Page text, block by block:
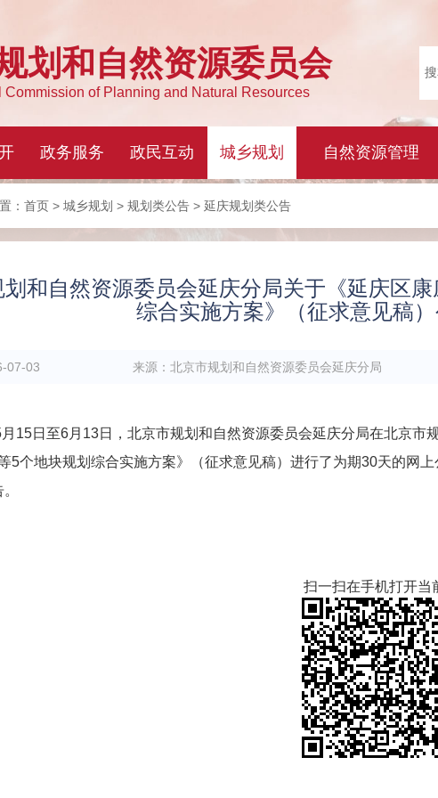
： 首页 > 城乡规划 > 规划类公告 > 延庆规划类公告
和自然资源委员会延庆分局关于《延庆区
综合实施方案》（征求意见稿
07-03 来源： 北京市规划和自然资源委员会延庆分局
15日至6月13日，北京市规划和自然资源委员会延庆分局在北京
5个地块规划综合实施方案》（征求意见稿）进行了为期30天的网上
扫一扫在手机打开当